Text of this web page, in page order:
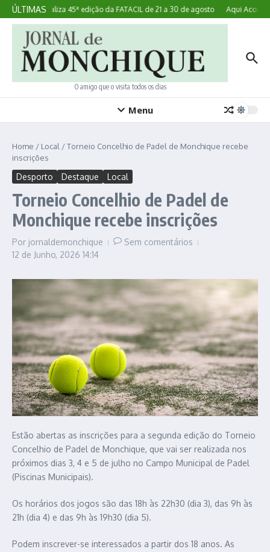
Ir para o conteúdo
ÚLTIMAS
Lagoa realiza 45ª edição da FATACIL de 21 a 30 de agosto Aqui
O amigo que o visita todos os dias
Menu
Home / Local /Torneio Concelhio de Padel de Monchique recebe
inscrições
Desporto Destaque Local
Torneio Concelhio de Padel de
Monchique recebe inscrições
Por jornaldemonchique
Sem comentários
12 de Junho, 2026 14:14
Estão abertas as inscrições para a segunda edição do Torneio
Concelhio de Padel de Monchique, que vai ser realizada nos
próximos dias 3, 4 e 5 de julho no Campo Municipal de Padel
(Piscinas Municipais).
Os horários dos jogos são das 18h às 22h30 (dia 3), das 9h às
21h (dia 4) e das 9h às 19h30 (dia 5).
Podem inscrever-se interessados a partir dos 18 anos. As